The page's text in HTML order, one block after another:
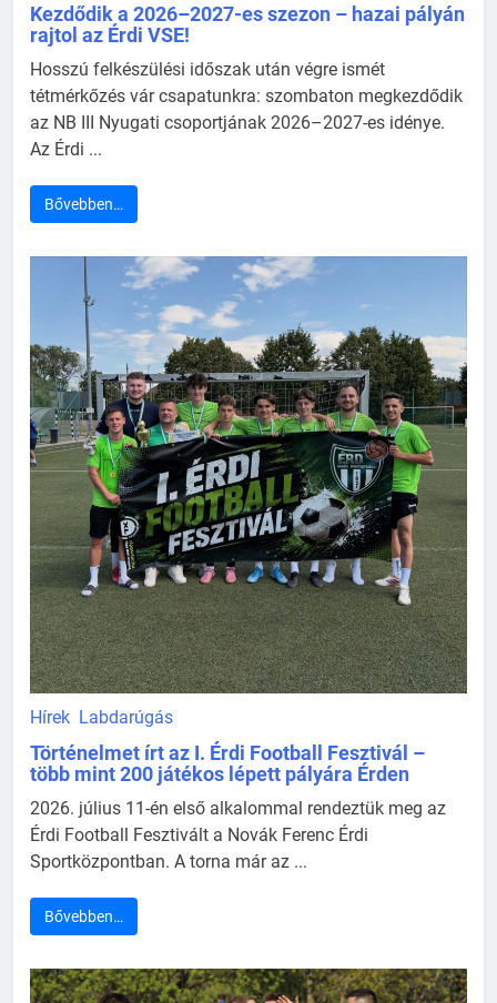
Kezdődik a 2026–2027-es szezon – hazai pályán
rajtol az Érdi VSE!
Hosszú felkészülési időszak után végre ismét
tétmérkőzés vár csapatunkra: szombaton megkezdődik
az NB III Nyugati csoportjának 2026–2027-es idénye.
Az Érdi ...
Bővebben…
Hírek Labdarúgás
Történelmet írt az I. Érdi Football Fesztivál –
több mint 200 játékos lépett pályára Érden
2026. július 11-én első alkalommal rendeztük meg az
Érdi Football Fesztivált a Novák Ferenc Érdi
Sportközpontban. A torna már az ...
Bővebben…